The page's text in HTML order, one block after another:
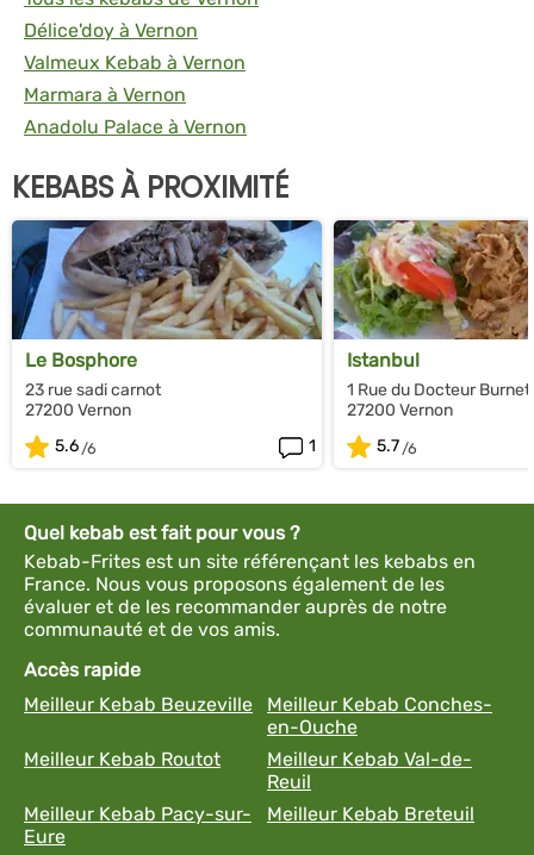
Délice'doy à Vernon
Valmeux Kebab à Vernon
Marmara à Vernon
Anadolu Palace à Vernon
KEBABS À PROXIMITÉ
Le Bosphore
23 rue sadi carnot
27200 Vernon
5.6
1
Istanbul
1 Rue du Docteur Burnet
27200 Vernon
5.7
Quel kebab est fait pour vous ?
Kebab-Frites est un site référençant les kebabs en
France. Nous vous proposons également de les
évaluer et de les recommander auprès de notre
communauté et de vos amis.
Accès rapide
Meilleur Kebab Beuzeville
Meilleur Kebab Conches-
en-Ouche
Meilleur Kebab Routot
Meilleur Kebab Val-de-
Reuil
Meilleur Kebab Pacy-sur-
Eure
Meilleur Kebab Breteuil